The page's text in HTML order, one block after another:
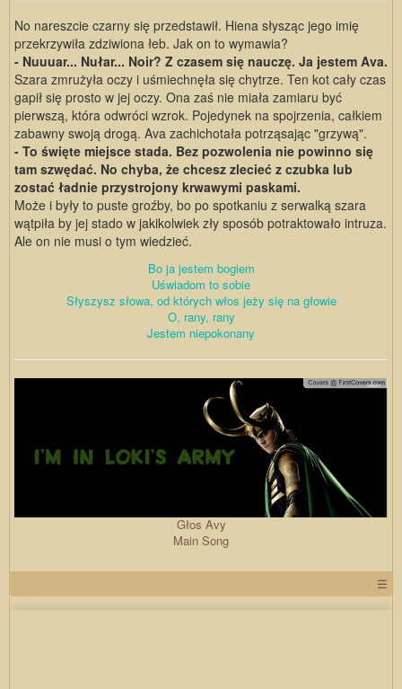
No nareszcie czarny się przedstawił. Hiena słysząc jego imię
przekrzywiła zdziwiona łeb. Jak on to wymawia?
- Nuuuar... Nułar... Noir? Z czasem się nauczę. Ja jestem Ava.
Szara zmrużyła oczy i uśmiechnęła się chytrze. Ten kot cały czas
gapił się prosto w jej oczy. Ona zaś nie miała zamiaru być
pierwszą, która odwróci wzrok. Pojedynek na spojrzenia, całkiem
zabawny swoją drogą. Ava zachichotała potrząsając "grzywą".
- To święte miejsce stada. Bez pozwolenia nie powinno się
tam szwędać. No chyba, że chcesz zlecieć z czubka lub
zostać ładnie przystrojony krwawymi paskami.
Może i były to puste groźby, bo po spotkaniu z serwalką szara
wątpiła by jej stado w jakikolwiek zły sposób potraktowało intruza.
Ale on nie musi o tym wiedzieć.
Bo ja jestem bogiem
Uświadom to sobie
Słyszysz słowa, od których włos jeży się na głowie
O, rany, rany
Jestem niepokonany
Głos Avy
Main Song
☰